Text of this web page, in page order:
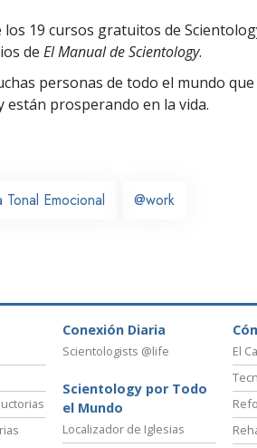
los 19 cursos gratuitos de
de El Manual de Scientology.
personas de todo el mundo
están prosperando en la vida.
Tonal Emocional @work
Conexión Diaria
Scientologists @life
Scientology por Todo
el Mundo
Localizador de Iglesias
El